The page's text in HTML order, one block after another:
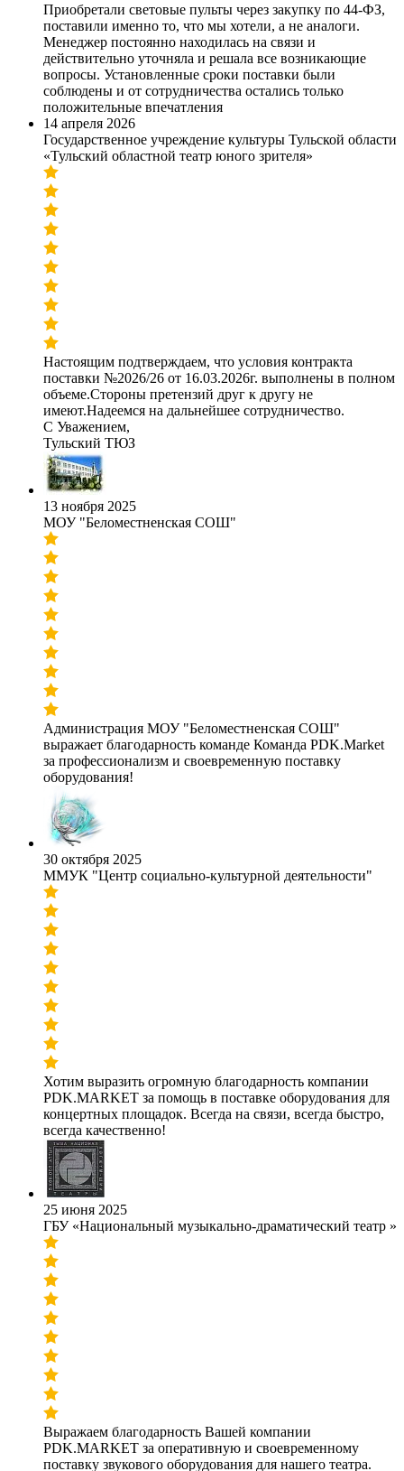
Приобретали световые пульты через закупку по 44-ФЗ,
поставили именно то, что мы хотели, а не аналоги.
Менеджер постоянно находилась на связи и
действительно уточняла и решала все возникающие
вопросы. Установленные сроки поставки были
соблюдены и от сотрудничества остались только
положительные впечатления
14 апреля 2026
Государственное учреждение культуры Тульской области
«Тульский областной театр юного зрителя»
Настоящим подтверждаем, что условия контракта
поставки №2026/26 от 16.03.2026г. выполнены в полном
объеме.Стороны претензий друг к другу не
имеют.Надеемся на дальнейшее сотрудничество.
С Уважением,
Тульский ТЮЗ
13 ноября 2025
МОУ "Беломестненская СОШ"
Администрация МОУ "Беломестненская СОШ"
выражает благодарность команде Команда PDK.Market
за профессионализм и своевременную поставку
оборудования!
30 октября 2025
ММУК "Центр социально-культурной деятельности"
Хотим выразить огромную благодарность компании
PDK.MARKET за помощь в поставке оборудования для
концертных площадок. Всегда на связи, всегда быстро,
всегда качественно!
25 июня 2025
ГБУ «Национальный музыкально-драматический театр »
Выражаем благодарность Вашей компании
PDK.MARKET за оперативную и своевременному
поставку звукового оборудования для нашего театра.